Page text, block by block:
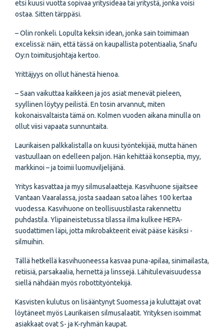
etsi kuusi vuotta sopivaa yritysideaa tai yritystä, jonka voisi
ostaa. Sitten tärppäsi.
– Olin ronkeli. Lopulta keksin idean, jonka sain toimimaan
excelissä: näin, että tässä on kaupallista potentiaalia, Snafu
Oy:n toimitusjohtaja kertoo.
Yrittäjyys on ollut hänestä hienoa.
– Saan vaikuttaa kaikkeen ja jos asiat menevät pieleen,
syyllinen löytyy peilistä. En tosin arvannut, miten
kokonaisvaltaista tämä on. Kolmen vuoden aikana minulla on
ollut viisi vapaata sunnuntaita.
Laurikaisen palkkalistalla on kuusi työntekijää, mutta hänen
vastuullaan on edelleen paljon. Hän kehittää konseptia, myy,
markkinoi – ja toimii luomuviljelijänä.
Yritys kasvattaa ja myy silmusalaatteja. Kasvihuone sijaitsee
Vantaan Vaaralassa, josta saadaan satoa lähes 100 kertaa
vuodessa. Kasvihuone on teollisuustilasta rakennettu
puhdastila. Ylipaineistetussa tilassa ilma kulkee HEPA-
suodattimen läpi, jotta mikrobakteerit eivät pääse käsiksi -
silmuihin.
Tällä hetkellä kasvihuoneessa kasvaa puna-apilaa, sinimailasta,
retiisiä, parsakaalia, hernettä ja linssejä. Lähitulevaisuudessa
siellä nähdään myös robottityöntekijä.
Kasvisten kulutus on lisääntynyt Suomessa ja kuluttajat ovat
löytäneet myös Laurikaisen silmusalaatit. Yrityksen isoimmat
asiakkaat ovat S- ja K-ryhmän kaupat.